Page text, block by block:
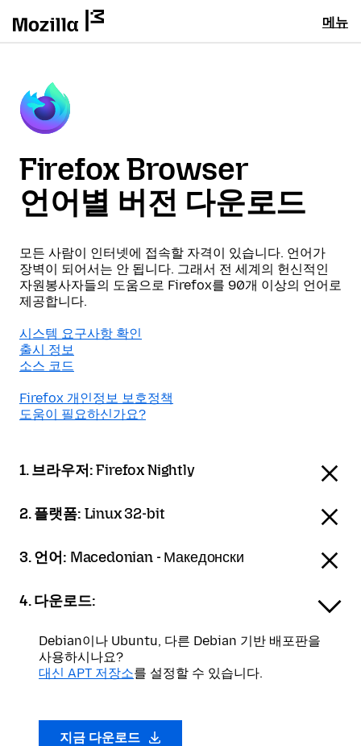
메뉴
Firefox Browser
언어별 버전 다운로드
모든 사람이 인터넷에 접속할 자격이 있습니다. 언어가
장벽이 되어서는 안 됩니다. 그래서 전 세계의 헌신적인
자원봉사자들의 도움으로 Firefox를 90개 이상의 언어로
제공합니다.
시스템 요구사항 확인
출시 정보
소스 코드
Firefox 개인정보 보호정책
도움이 필요하신가요?
1. 브라우저:Firefox Nightly
2. 플랫폼: Linux 32-bit
3. 언어: Macedonian - Македонски
4. 다운로드:
Debian이나 Ubuntu, 다른 Debian 기반 배포판을
사용하시나요?
대신 APT 저장소를 설정할 수 있습니다.
지금 다운로드